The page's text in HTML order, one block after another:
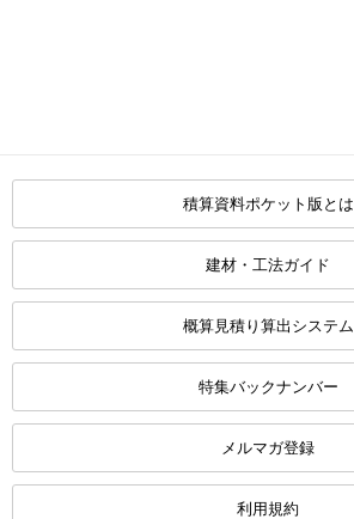
積算資料ポケット版とは
建材・工法ガイド
概算見積り算出システム
特集バックナンバー
メルマガ登録
利用規約